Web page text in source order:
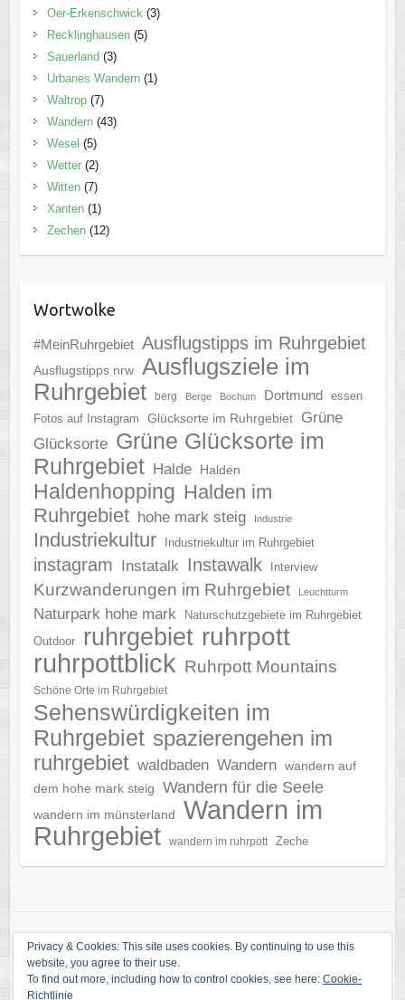
Oer-Erkenschwick(3)
Recklinghausen(5)
Sauerland (3)
Urbanes Wandern(1)
Waltrop(7)
Wandern(43)
Wesel (5)
Wetter(2)
Witten(7)
Xanten(1)
Zechen(12)
Wortwolke
#MeinRuhrgebiet Ausflugstipps im Ruhrgebiet
Ausflugstipps nrw Ausflugsziele im
Ruhrgebiet
berg Berge Bochum Dortmund
essen
Fotos auf Instagram
Glücksorte im Ruhrgebiet
Grüne
Glücksorte Grüne Glücksorte im
Ruhrgebiet Halde Halden
Haldenhopping Halden im
Ruhrgebiet hohe mark steig Industrie
Industriekultur Industriekultur im Ruhrgebiet
instagram Instatalk Instawalk Interview
Kurzwanderungen im Ruhrgebiet Leuchtturm
Naturpark hohe mark
Naturschutzgebiete im Ruhrgebiet
Outdoor
ruhrgebiet ruhrpott
ruhrpottblick Ruhrpott Mountains
Schöne Orte im Ruhrgebiet
Sehenswürdigkeiten im
Ruhrgebiet spazierengehen im
ruhrgebiet waldbaden Wandern wandern auf
dem hohe mark steig
Wandern für die Seele
wandern im münsterland
Wandern im
Ruhrgebiet
wandern im ruhrpott Zeche
Privacy & Cookies: This site uses cookies. By continuing to use this
website, you agree to their use.
To find out more, including how to control cookies, see here: Cookie-
Richtlinie